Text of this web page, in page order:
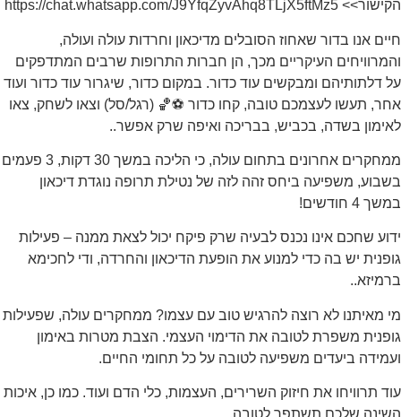
הקישור>> https://chat.whatsapp.com/J9YfqZyvAhq8TLjX5ftMz5
חיים אנו בדור שאחוז הסובלים מדיכאון וחרדות עולה ועולה,
והמרוויחים העיקריים מכך, הן חברות התרופות שרבים המתדפקים
על דלתותיהם ומבקשים עוד כדור. במקום כדור, שיגרור עוד כדור ועוד
אחר, תעשו לעצמכם טובה, קחו כדור ⚽🏀 (רגל/סל) וצאו לשחק, צאו
לאימון בשדה, בכביש, בבריכה ואיפה שרק אפשר..
ממחקרים אחרונים בתחום עולה, כי הליכה במשך 30 דקות, 3 פעמים
בשבוע, משפיעה ביחס זהה לזה של נטילת תרופה נוגדת דיכאון
במשך 4 חודשים!
ידוע שחכם אינו נכנס לבעיה שרק פיקח יכול לצאת ממנה – פעילות
גופנית יש בה כדי למנוע את הופעת הדיכאון והחרדה, ודי לחכימא
ברמיזא..
מי מאיתנו לא רוצה להרגיש טוב עם עצמו? ממחקרים עולה, שפעילות
גופנית משפרת לטובה את הדימוי העצמי. הצבת מטרות באימון
ועמידה ביעדים משפיעה לטובה על כל תחומי החיים.
עוד תרוויחו את חיזוק השרירים, העצמות, כלי הדם ועוד. כמו כן, איכות
השינה שלכם תשתפר לטובה.